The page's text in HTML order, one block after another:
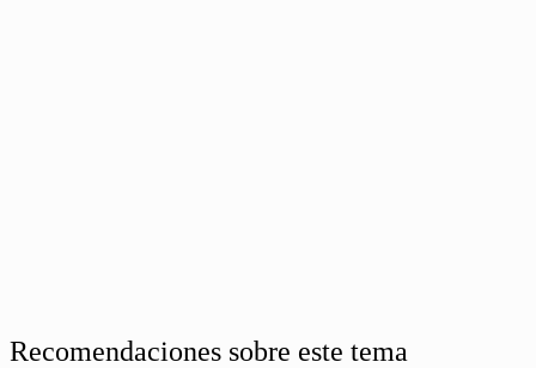
Recomendaciones sobre este tema